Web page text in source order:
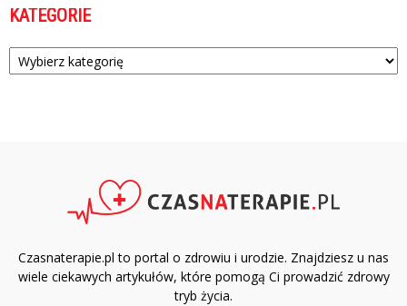
KATEGORIE
Kategorie
Czasnaterapie.pl to portal o zdrowiu i urodzie. Znajdziesz u nas
wiele ciekawych artykułów, które pomogą Ci prowadzić zdrowy
tryb życia.